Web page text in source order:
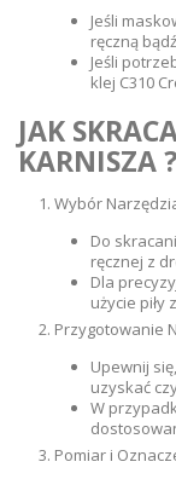
Jeśli
ręczną
Jeśli
klej C310
JAK
KARNISZA?
Wybór
Do
ręcznej z
Dla
użycie piły
Przygotowanie
Upewnij
uzyskać
W
Pomiar i